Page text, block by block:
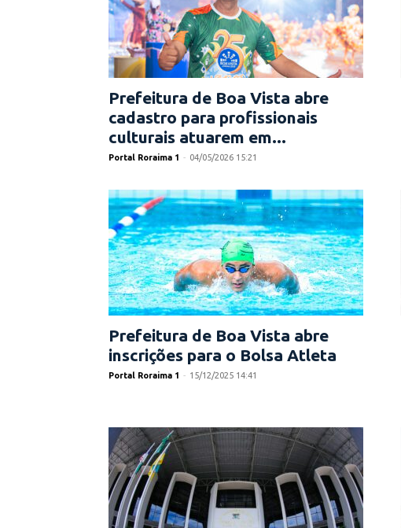
Prefeitura de Boa Vista abre
cadastro para profissionais
culturais atuarem em...
Portal Roraima 1 - 04/05/2026 15:21
Prefeitura de Boa Vista abre
inscrições para o Bolsa Atleta
Portal Roraima 1 - 15/12/2025 14:41